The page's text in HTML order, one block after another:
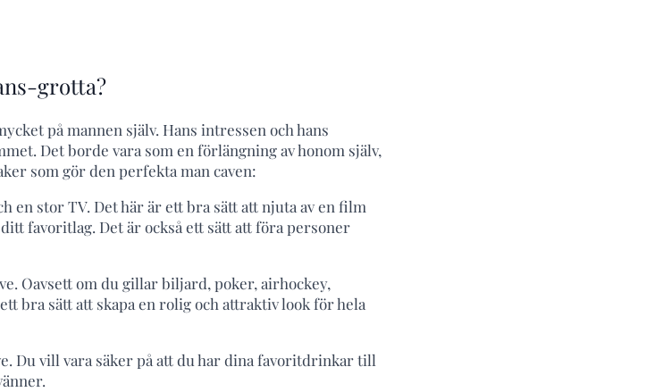
grotta?
på mannen själv. Hans intressen och hans
Det borde vara som en förlängning av honom själv,
som gör den perfekta man caven:
en stor TV. Det här är ett bra sätt att njuta av en film
favoritlag. Det är också ett sätt att föra personer
Oavsett om du gillar biljard, poker, airhockey,
bra sätt att skapa en rolig och attraktiv look för hela
Du vill vara säker på att du har dina favoritdrinkar till